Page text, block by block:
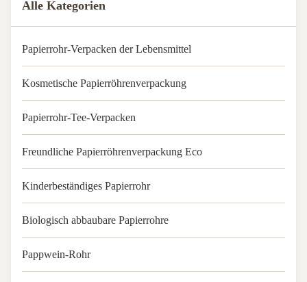
Alle Kategorien
Papierrohr-Verpacken der Lebensmittel
Kosmetische Papierröhrenverpackung
Papierrohr-Tee-Verpacken
Freundliche Papierröhrenverpackung Eco
Kinderbeständiges Papierrohr
Biologisch abbaubare Papierrohre
Pappwein-Rohr